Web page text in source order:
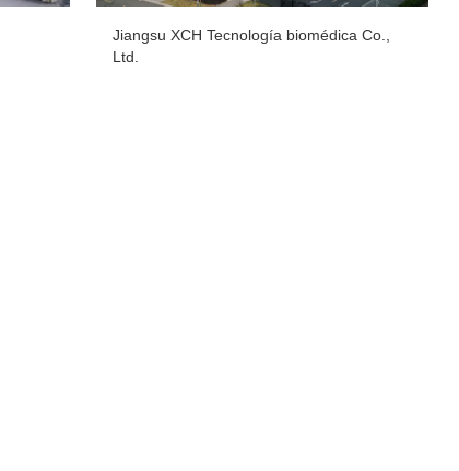
Jiangsu XCH Tecnología biomédica Co.,
Ltd.